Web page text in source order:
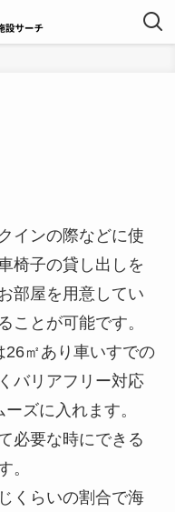
インの際などに使
椅子の貸し出しを
部屋を用意してい
ことが可能です。
㎡あり車いすでの
バリアフリー対応
ズに入れます。
必要な時にできる
。
くらいの割合で海